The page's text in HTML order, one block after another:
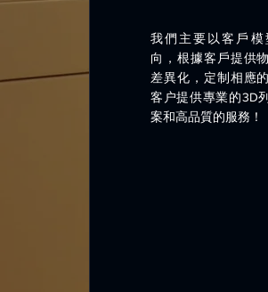
我們主要以客戶
向，根據客戶提供
差異化，定制相應
客户提供專業的3D
案和高品質的服務！